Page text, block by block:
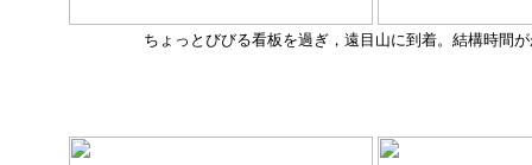
ちょっとびびる看板を過ぎ，遠目山に到着。結構時間